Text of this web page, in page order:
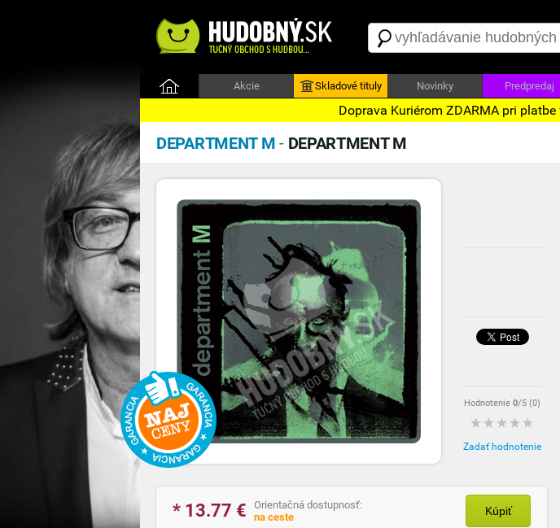
Akcie Skladové tituly Novinky Predpredaj
Doprava Kuriérom ZDARMA pri
DEPARTMENT M - DEPARTMENT M
Hodnotenie 0/5 (0)
Zadať hodnotenie
* 13.77 €
Orientačná dostupnosť:
na ceste
Kúpiť